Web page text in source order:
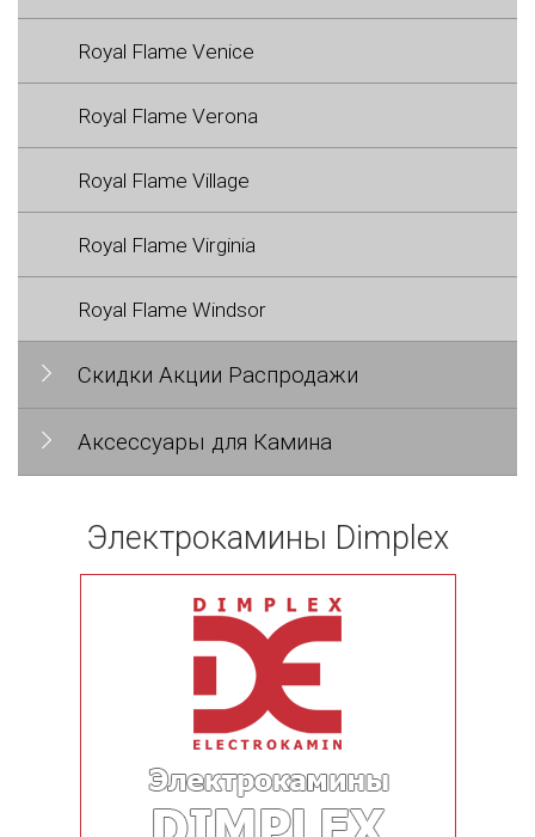
Royal Flame Venice
Royal Flame Verona
Royal Flame Village
Royal Flame Virginia
Royal Flame Windsor
Скидки Акции Распродажи
Аксессуары для Камина
Электрокамины Dimplex